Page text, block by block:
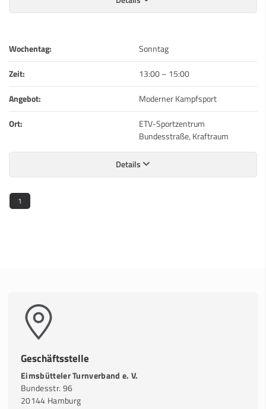
Wochentag:
Sonntag
Zeit:
13:00– 15:00
Angebot:
Moderner Kampfsport
Ort:
ETV-Sportzentrum
Bundesstraße, Kraftraum
Details
1
Geschäftsstelle
Eimsbütteler Turnverband e. V.
Bundesstr. 96
20144 Hamburg